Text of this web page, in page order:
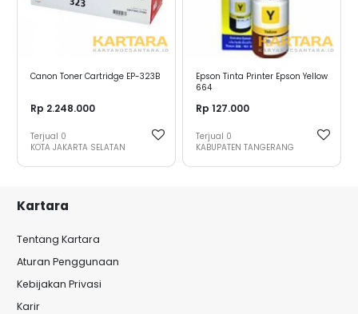
Canon Toner Cartridge EP-323B
Rp 2.248.000
Terjual 0
KOTA JAKARTA SELATAN
Epson Tinta Printer Epson Yellow
664
Rp 127.000
Terjual 0
KABUPATEN TANGERANG
Kartara
Tentang Kartara
Aturan Penggunaan
Kebijakan Privasi
Karir